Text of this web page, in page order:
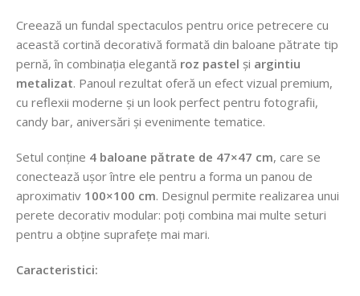
Creează un fundal spectaculos pentru orice petrecere cu
această cortină decorativă formată din baloane pătrate tip
pernă, în combinația elegantă roz pastel și argintiu
metalizat. Panoul rezultat oferă un efect vizual premium,
cu reflexii moderne și un look perfect pentru fotografii,
candy bar, aniversări și evenimente tematice.
Setul conține 4 baloane pătrate de 47×47 cm, care se
conectează ușor între ele pentru a forma un panou de
aproximativ 100×100 cm. Designul permite realizarea unui
perete decorativ modular: poți combina mai multe seturi
pentru a obține suprafețe mai mari.
Caracteristici: